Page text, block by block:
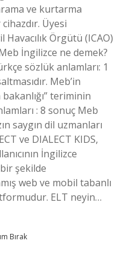
ve kurtarma
Üyesi
Örgütü (ICAO)
İngilizce ne demek?
sözlük anlamları: 1
Meb’in
teriminin
: 8 sonuç Meb
saygın dil uzmanları
ve DIALECT KIDS,
İngilizce
şekilde
web ve mobil tabanlı
ELT neyin…
Bırak